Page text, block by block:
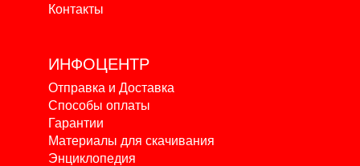
Контакты
ИНФОЦЕНТР
Отправка и Доставка
Способы оплаты
Гарантии
Материалы для скачивания
Энциклопедия